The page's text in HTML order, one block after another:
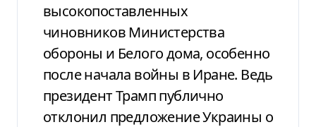
высокопоставленных
чиновников Министерства
обороны и Белого дома, особенно
после начала войны в Иране. Ведь
президент Трамп публично
отклонил предложение Украины о